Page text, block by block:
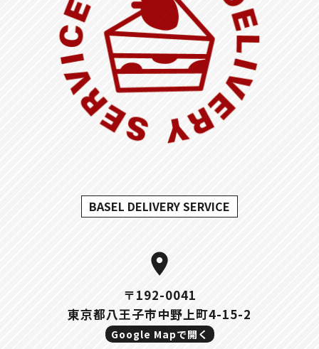
BASEL DELIVERY SERVICE
location_on
〒192-0041
東京都八王子市中野上町4-15-2
Google Mapで開く